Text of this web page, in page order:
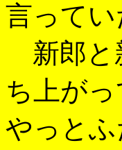
言って
新郎と
ち上がっ
やっと